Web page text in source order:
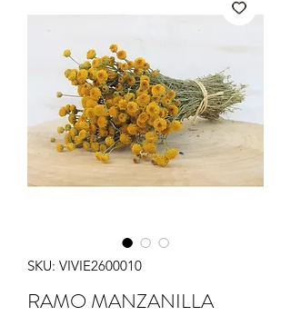
SKU: VIVIE2600010
RAMO MANZANILLA